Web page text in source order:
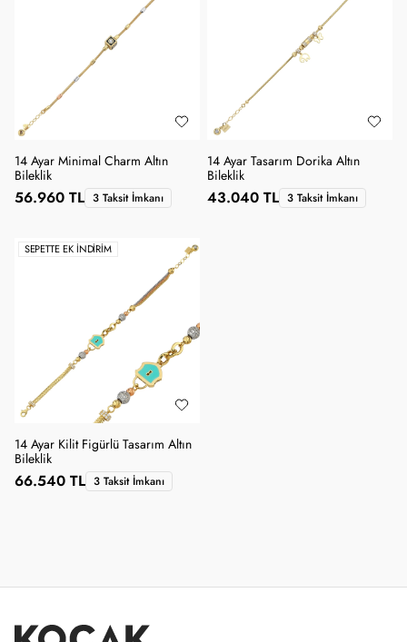
14 Ayar Minimal Charm Altın
Bileklik
56.960 TL 3 Taksit İmkanı
14 Ayar Tasarım Dorika Altın
Bileklik
43.040 TL 3 Taksit İmkanı
SEPETTE EK İNDIRIM
14 Ayar Kilit Figürlü Tasarım Altın
Bileklik
66.540 TL 3 Taksit İmkanı